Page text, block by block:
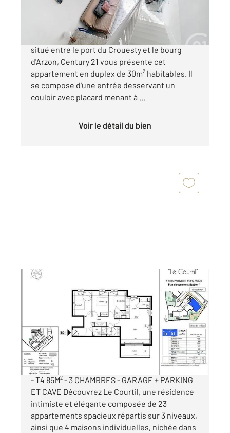
159 750 €
CENTURY 21 ARZON - CROUESTY Idéalement
situé entre le port du Crouesty et le bourg
d'Arzon, Century 21 vous présente cet
appartement en duplex de 30m² habitables. Il
se compose d'une entrée desservant un
couloir avec placard menant à ...
Voir le détail du bien
, 4 pièces
Appartement F4 à vendre
517 900 €
ARZON CENTRE BOURG - APPARTEMENT VEFA
- T4 85M² - 3 CHAMBRES - GARAGE + PARKING
ET CAVE Découvrez Le Courtil, une résidence
intimiste et élégante composée de 23
appartements spacieux répartis sur 3 niveaux,
ainsi que 4 maisons individuelles, nichée dans